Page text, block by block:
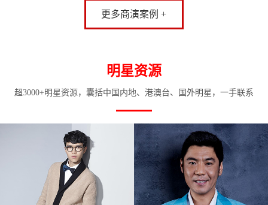
更多商演案例 +
明星资源
超3000+明星资源，囊括中国内地、港澳台、国外明星，一手联系